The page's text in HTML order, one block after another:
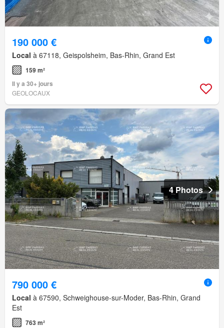
190 000 €
Local à 67118, Geispolsheim, Bas-Rhin, Grand Est
159 m²
Il y a 30+ jours
GEOLOCAUX
4 Photos
790 000 €
Local à 67590, Schweighouse-sur-Moder, Bas-Rhin, Grand
Est
763 m²